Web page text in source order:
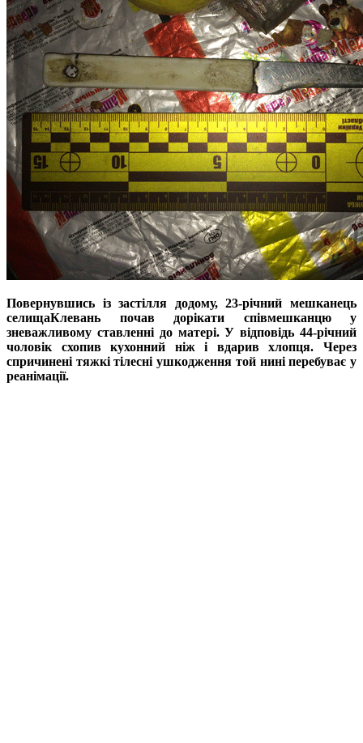
Повернувшись із застілля додому, 23-річний мешканець
селищаКлевань почав дорікати співмешканцю у
зневажливому ставленні до матері. У відповідь 44-річний
чоловік схопив кухонний ніж і вдарив хлопця. Через
спричинені тяжкі тілесні ушкодження той нині перебуває у
реанімації.